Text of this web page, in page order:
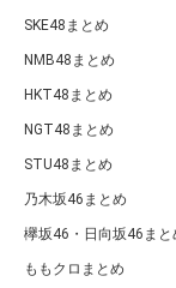
SKE48まとめ
NMB48まとめ
HKT48まとめ
NGT48まとめ
STU48まとめ
乃木坂46まとめ
欅坂46・日向坂46まと
ももクロまとめ